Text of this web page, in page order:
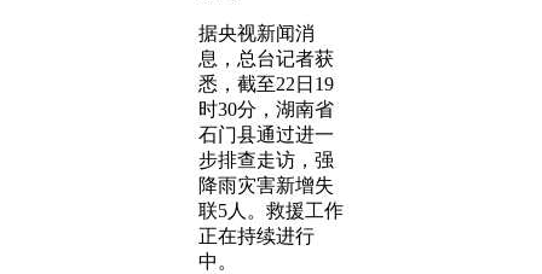
据央视新闻消
息，总台记者获
悉，截至22日19
时30分，湖南省
石门县通过进一
步排查走访，强
降雨灾害新增失
联5人。救援工作
正在持续进行
中。